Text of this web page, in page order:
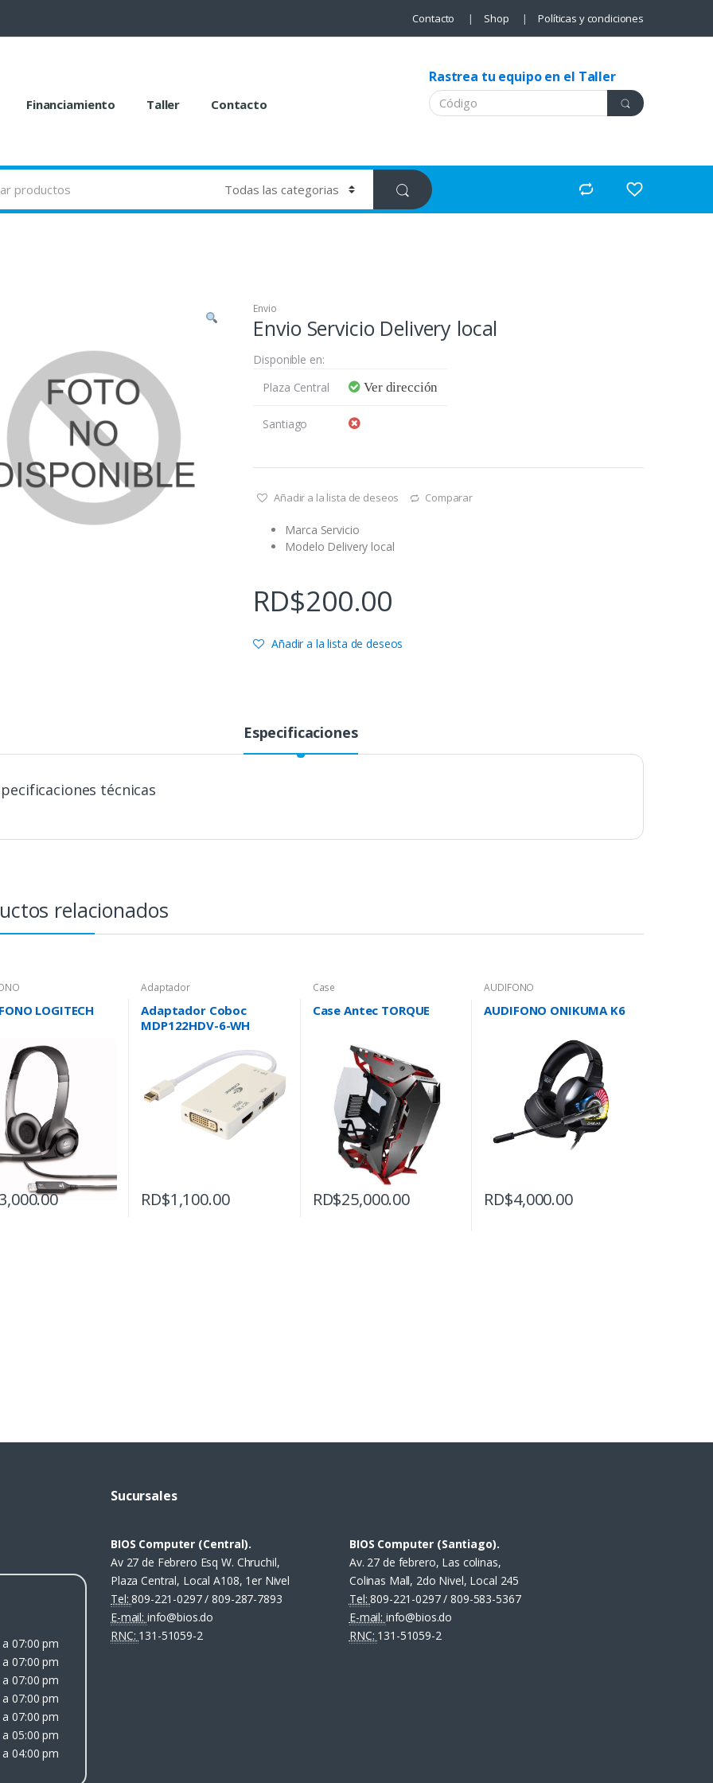
Contacto Shop Políticas y condiciones
Financiamiento Taller Contacto
Rastrea tu equipo en el Taller
Envio
Envio Servicio Delivery local
Disponible en:
Plaza Central
Ver dirección
Santiago
Añadir a la lista de deseos Comparar
Marca Servicio
Modelo Delivery local
RD$200.00
Añadir a la lista de deseos
Especificaciones
técnicas
relacionados
LOGITECH
Adaptador
Adaptador Coboc
MDP122HDV-6-WH
RD$1,100.00
Case
Case Antec TORQUE
RD$25,000.00
AUDIFONO
AUDIFONO ONIKUMA K6
RD$4,000.00
Sucursales
BIOS Computer (Central).
Av 27 de Febrero Esq W. Chruchil,
Plaza Central, Local A108, 1er Nivel
Tel:809-221-0297 / 809-287-7893
E-mail: info@bios.do
RNC: 131-51059-2
BIOS Computer (Santiago).
Av. 27 de febrero, Las colinas,
Colinas Mall, 2do Nivel, Local 245
Tel:809-221-0297 / 809-583-5367
E-mail: info@bios.do
RNC: 131-51059-2
07:00 pm
07:00 pm
07:00 pm
07:00 pm
07:00 pm
05:00 pm
04:00 pm